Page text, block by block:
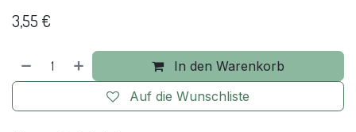
3,55 €
In den Warenkorb
Auf die Wunschliste